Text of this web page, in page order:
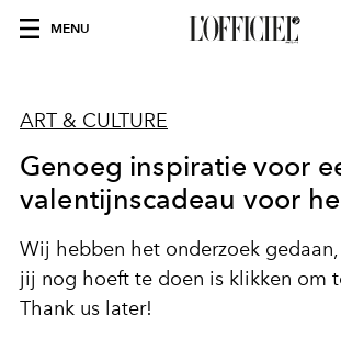
MENU
ART & CULTURE
Genoeg inspiratie voor
valentijnscadeau voor
Wij hebben het onderzoek
jij nog hoeft te doen is klikken om
Thank us later!